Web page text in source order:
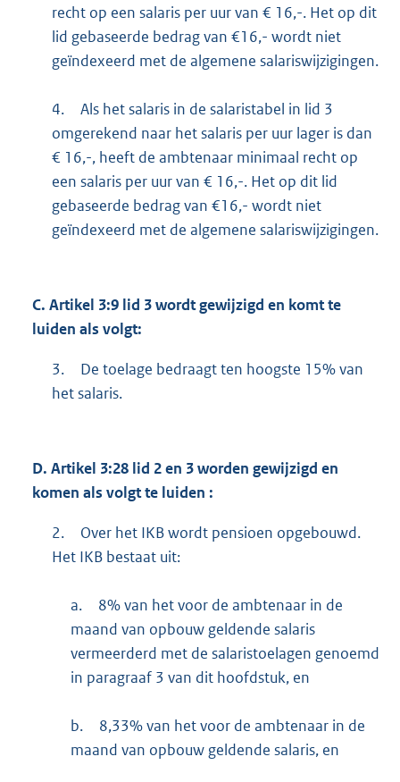
recht op een salaris per uur van € 16,-. Het op dit
lid gebaseerde bedrag van €16,- wordt niet
geïndexeerd met de algemene salariswijzigingen.
4.
Als het salaris in de salaristabel in lid 3
omgerekend naar het salaris per uur lager is dan
€ 16,-, heeft de ambtenaar minimaal recht op
een salaris per uur van € 16,-. Het op dit lid
gebaseerde bedrag van €16,- wordt niet
geïndexeerd met de algemene salariswijzigingen.
C. Artikel 3:9 lid 3 wordt gewijzigd en komt te
luiden als volgt:
3.
De toelage bedraagt ten hoogste 15% van
het salaris.
D. Artikel 3:28 lid 2 en 3 worden gewijzigd en
komen als volgt te luiden :
2.
Over het IKB wordt pensioen opgebouwd.
Het IKB bestaat uit:
a.
8% van het voor de ambtenaar in de
maand van opbouw geldende salaris
vermeerderd met de salaristoelagen genoemd
in paragraaf 3 van dit hoofdstuk, en
b.
8,33% van het voor de ambtenaar in de
maand van opbouw geldende salaris, en